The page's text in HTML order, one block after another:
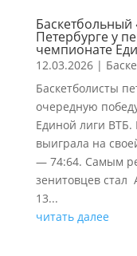
Баскетбольный
Петербурге у
чемпионате
12.03.2026|
Баскетболисты
очередную
Единой лиги ВТБ.
выиграла на
— 74:64. Самым
зенитовцев стал
13...
читать далее